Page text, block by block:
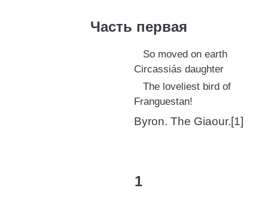
Часть первая
So moved on earth
Circassiás daughter
The loveliest bird of
Franguestan!
Byron. The Giaour.[1]
1